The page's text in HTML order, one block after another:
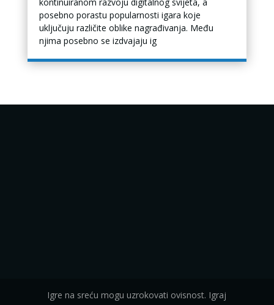
posebno porastu popularnosti igara koje
uključuju različite oblike nagrađivanja. Među
njima posebno se izdvajaju ig
Igre na sreću mogu uzrokovati ovisnost. Igraj